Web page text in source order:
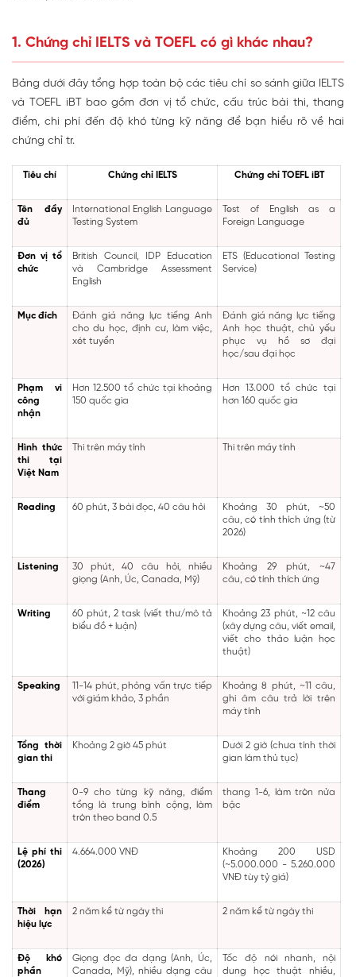
1. Chứng chỉ IELTS và TOEFL có gì khác nhau?
Bảng dưới đây tổng hợp toàn bộ các tiêu chí so sánh giữa IELTS
và TOEFL iBT bao gồm đơn vị tổ chức, cấu trúc bài thi, thang
điểm, chi phí đến độ khó từng kỹ năng để bạn hiểu rõ về hai
chứng chỉ tr.
Tiêu chí Chứng chỉ IELTS Chứng chỉ TOEFL iBT
Tên đầy
đủ
International English Language
Testing System
Test of English as a
Foreign Language
Đơn vị tổ
chức
British Council, IDP Education
và Cambridge Assessment
English
ETS (Educational Testing
Service)
Mục đích
Đánh giá năng lực tiếng Anh
cho du học, định cư, làm việc,
xét tuyển
Đánh giá năng lực tiếng
Anh học thuật, chủ yếu
phục vụ hồ sơ đại
học/sau đại học
Phạm vi
công
nhận
Hơn 12.500 tổ chức tại khoảng
150 quốc gia
Hơn 13.000 tổ chức tại
hơn 160 quốc gia
Hình thức
thi tại
Việt Nam
Thi trên máy tính Thi trên máy tính
Reading 60 phút, 3 bài đọc, 40 câu hỏi
Khoảng 30 phút, ~50
câu, có tính thích ứng (từ
2026)
Listening
30 phút, 40 câu hỏi, nhiều
giọng (Anh, Úc, Canada, Mỹ)
Khoảng 29 phút, ~47
câu, có tính thích ứng
Writing
60 phút, 2 task (viết thư/mô tả
biểu đồ + luận)
Khoảng 23 phút, ~12 câu
(xây dựng câu, viết email,
viết cho thảo luận học
thuật)
Speaking
11-14 phút, phỏng vấn trực tiếp
với giám khảo, 3 phần
Khoảng 8 phút, ~11 câu,
ghi âm câu trả lời trên
máy tính
Tổng thời
gian thi
Khoảng 2 giờ 45 phút
Dưới 2 giờ (chưa tính thời
gian làm thủ tục)
Thang
điểm
0-9 cho từng kỹ năng, điểm
tổng là trung bình cộng, làm
tròn theo band 0.5
thang 1-6, làm tròn nửa
bậc
Lệ phí thi
(2026)
4.664.000 VNĐ
Khoảng 200 USD
(~5.000.000 - 5.260.000
VNĐ tùy tỷ giá)
Thời hạn
hiệu lực
2 năm kể từ ngày thi 2 năm kể từ ngày thi
Độ khó
phần
Giọng đọc đa dạng (Anh, Úc,
Canada, Mỹ), nhiều dạng câu
Tốc độ nói nhanh, nội
dung học thuật nhiều,